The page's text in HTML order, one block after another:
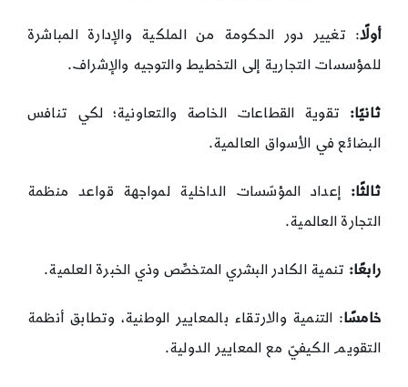
أولًا: تغيير دور الحكومة من الملكية والإدارة المباشرة
للمؤسسات التجارية إلى التخطيط والتوجيه والإشراف.
ثانيًا: تقوية القطاعات الخاصة والتعاونية؛ لكي تنافس
البضائع في الأسواق العالمية.
ثالثًا: إعداد المؤسّسات الداخلية لمواجهة قواعد منظمة
التجارة العالمية.
رابعًا: تنمية الكادر البشري المتخصِّص وذي الخبرة العلمية.
خامسًا: التنمية والارتقاء بالمعايير الوطنية، وتطابق أنظمة
التقويم الكيفيّ مع المعايير الدولية.